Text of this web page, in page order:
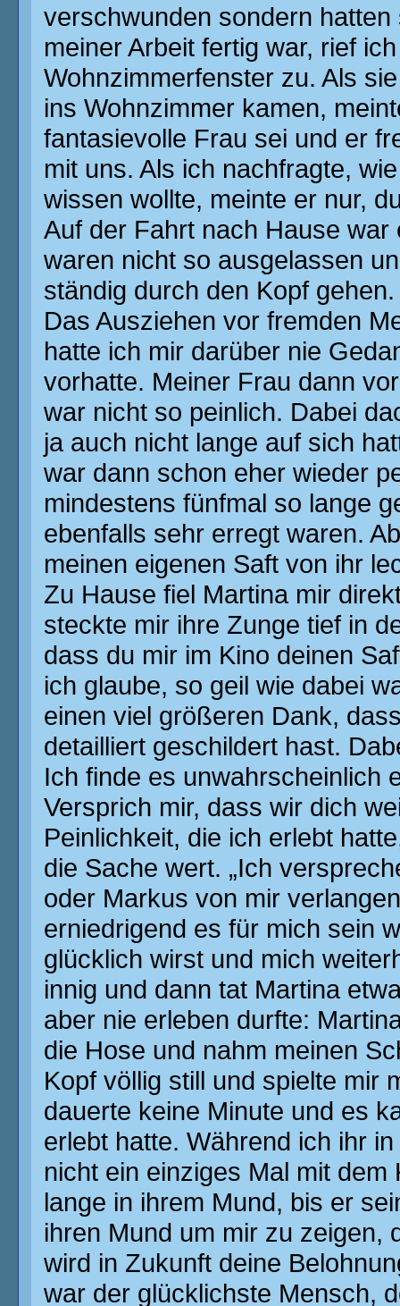
verschwunden sondern
meiner Arbeit fertig war, rief
Wohnzimmerfenster zu. Als
ins Wohnzimmer kamen,
fantasievolle Frau sei und er
mit uns. Als ich nachfragte,
wissen wollte, meinte er nur,
Auf der Fahrt nach Hause
waren nicht so ausgelassen
ständig durch den Kopf
Das Ausziehen vor fremden
hatte ich mir darüber nie
vorhatte. Meiner Frau dann
war nicht so peinlich. Dabei
ja auch nicht lange auf sich
war dann schon eher wieder
mindestens fünfmal so lange
ebenfalls sehr erregt waren.
meinen eigenen Saft von ihr
Zu Hause fiel Martina mir
steckte mir ihre Zunge tief in
dass du mir im Kino deinen
ich glaube, so geil wie dabei
einen viel größeren Dank,
detailliert geschildert hast.
Ich finde es unwahrscheinlich
Versprich mir, dass wir dich
Peinlichkeit, die ich erlebt
die Sache wert. „Ich
oder Markus von mir
erniedrigend es für mich sein
glücklich wirst und mich
innig und dann tat Martina
aber nie erleben durfte:
die Hose und nahm meinen
Kopf völlig still und spielte mir
dauerte keine Minute und es
erlebt hatte. Während ich ihr
nicht ein einziges Mal mit
lange in ihrem Mund, bis er
ihren Mund um mir zu zeigen,
wird in Zukunft deine
war der glücklichste Mensch,